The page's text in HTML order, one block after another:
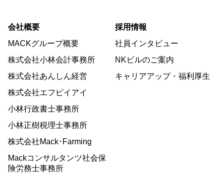
会社概要
MACKグループ概要
株式会社小林会計事務所
株式会社あんしん経営
株式会社エフピイアイ
小林行政書士事務所
小林正樹税理士事務所
株式会社Mack･Farming
Mackコンサルタンツ社会保
険労務士事務所
採用情報
社員インタビュー
NKビルのご案内
キャリアアップ・福利厚生